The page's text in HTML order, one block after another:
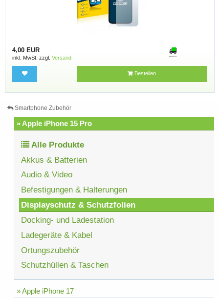
4,00 EUR
inkl. MwSt. zzgl. Versand
Bestellen
Smartphone Zubehör
» Apple iPhone 15 Pro
Alle Produkte
Akkus & Batterien
Audio & Video
Befestigungen & Halterungen
Displayschutz & Schutzfolien
Docking- und Ladestation
Ladegeräte & Kabel
Ortungszubehör
Schutzhüllen & Taschen
» Apple iPhone 17